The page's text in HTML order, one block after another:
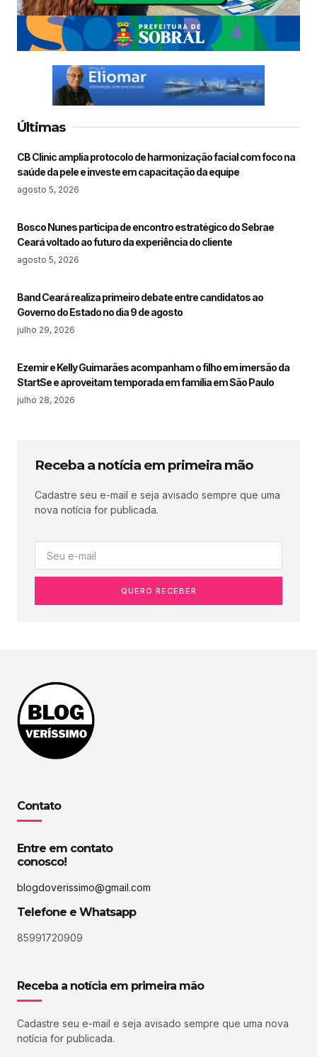
Últimas
CB Clinic amplia protocolo de harmonização facial com foco na
saúde da pele e investe em capacitação da equipe
agosto 5, 2026
Bosco Nunes participa de encontro estratégico do Sebrae
Ceará voltado ao futuro da experiência do cliente
agosto 5, 2026
Band Ceará realiza primeiro debate entre candidatos ao
Governo do Estado no dia 9 de agosto
julho 29, 2026
Ezemir e Kelly Guimarães acompanham o filho em imersão da
StartSe e aproveitam temporada em família em São Paulo
julho 28, 2026
Receba a notícia em primeira mão
Cadastre seu e-mail e seja avisado sempre que uma
nova notícia for publicada.
QUERO RECEBER
Contato
Entre em contato
conosco!
blogdoverissimo@gmail.com
Telefone e Whatsapp
85991720909
Receba a notícia em primeira mão
Cadastre seu e-mail e seja avisado sempre que uma nova
notícia for publicada.